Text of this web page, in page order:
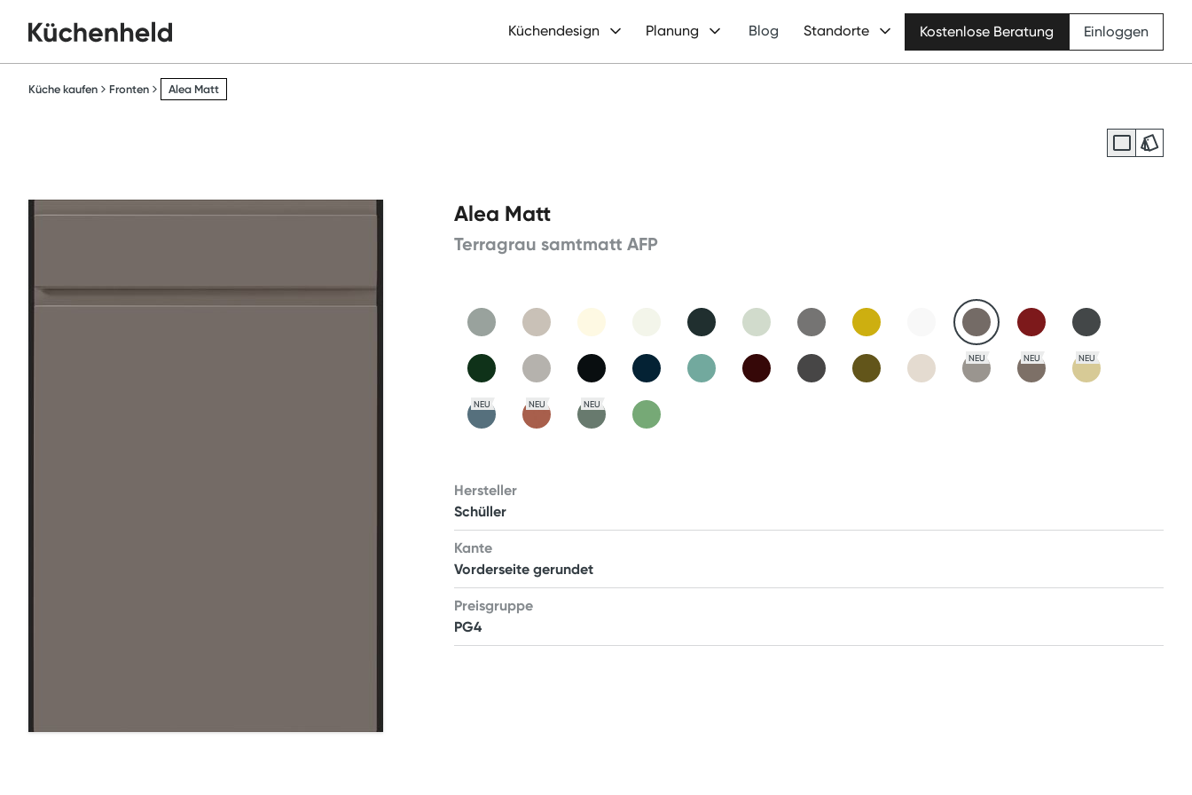
Küchendesign Planung Blog Standorte Kostenlose Beratung Einloggen
Küche kaufen Fronten Alea Matt
Alea Matt
Terragrau samtmatt AFP
NEU NEU NEU
NEU NEU NEU
Hersteller
Schüller
Kante
Vorderseite gerundet
Preisgruppe
PG4